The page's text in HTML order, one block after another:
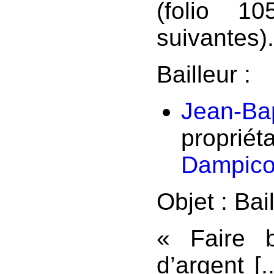
(folio
suivantes).
Bailleur :
Jean-
Objet :
« Faire
d’argent